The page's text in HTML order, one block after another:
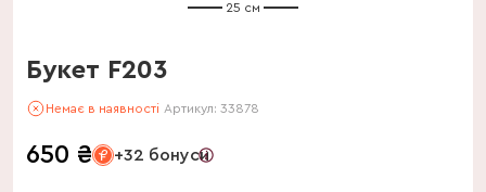
25 см
Букет F203
Немає в наявності Артикул: 33878
650 ₴ +32 бонуси